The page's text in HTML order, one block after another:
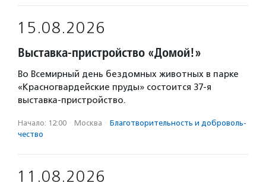
15.08.2026
Выставка-пристройство «Домой!»
Во Всемирный день бездомных животных в парке
«Красногвардейские пруды» состоится 37-я
выставка-пристройство.
Начало: 12:00 · Москва · Благотвори­тель­ность и доброволь­
чест­во
11.08.2026